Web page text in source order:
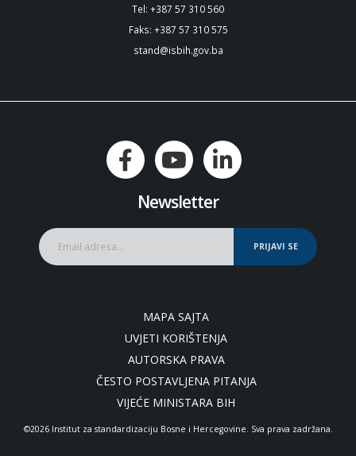
Tel: +387 57 310 560
Faks: +387 57 310 575
stand@isbih.gov.ba
Newsletter
PRIJAVI SE
MAPA SAJTA
UVJETI KORIŠTENJA
AUTORSKA PRAVA
ČESTO POSTAVLJENA PITANJA
VIJEĆE MINISTARA BIH
©2026 Institut za standardizaciju Bosne i Hercegovine. Sva prava zadržana.